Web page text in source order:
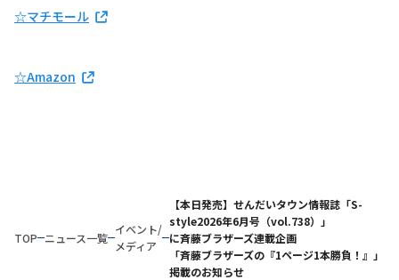
☆マチモール
☆Amazon
TOP ニュース一覧
イベント/
メディア
【本日発売】せんだいタウン情報誌「S-
style2026年6月号（vol.738）」
に斉藤ブラザーズ連載企画
「斉藤ブラザーズの『1ページ1本勝負！』」
掲載のお知らせ